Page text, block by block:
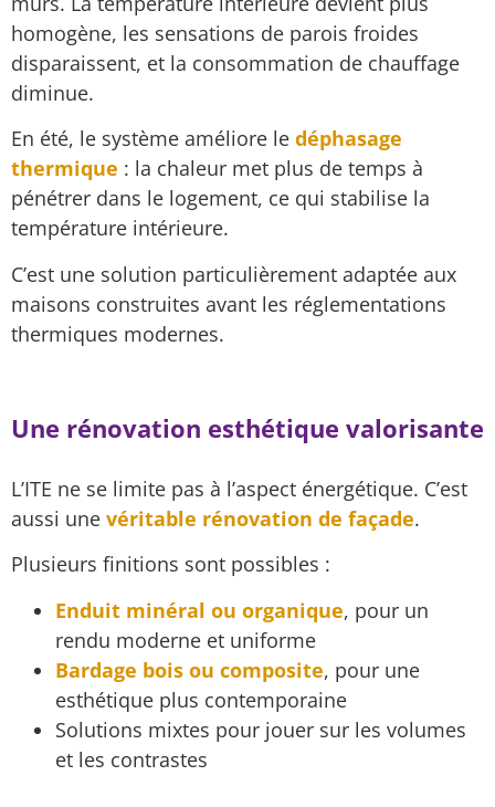
homogène, les sensations de parois froides
disparaissent, et la consommation de chauffage
diminue.
En été, le système améliore le déphasage
thermique : la chaleur met plus de temps à
pénétrer dans le logement, ce qui stabilise la
température intérieure.
C’est une solution particulièrement adaptée aux
maisons construites avant les réglementations
thermiques modernes.
Une rénovation esthétique valorisante
L’ITE ne se limite pas à l’aspect énergétique. C’est
aussi une véritable rénovation de façade.
Plusieurs finitions sont possibles :
Enduit minéral ou organique, pour un
rendu moderne et uniforme
Bardage bois ou composite, pour une
esthétique plus contemporaine
Solutions mixtes pour jouer sur les volumes
et les contrastes